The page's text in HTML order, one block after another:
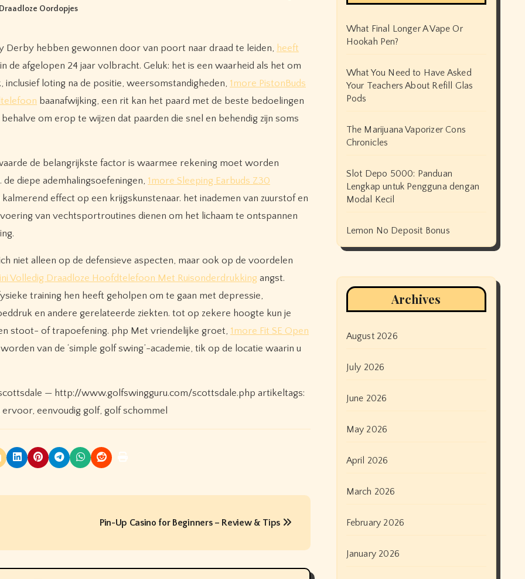
Draadloze Oordopjes
Derby hebben gewonnen door van poort naar draad te leiden, heeft
afgelopen 24 jaar volbracht. Geluk: het is een waarheid als het om
loting na de positie, weersomstandigheden, 1more PistonBuds
baanafwijking, een rit kan het paard met de beste bedoelingen
om erop te wijzen dat paarden die snel en behendig zijn soms
de belangrijkste factor is waarmee rekening moet worden
diepe ademhalingsoefeningen, 1more Sleeping Earbuds Z30
effect op een krijgskunstenaar. het inademen van zuurstof en
van vechtsportroutines dienen om het lichaam te ontspannen
niet alleen op de defensieve aspecten, maar ook op de voordelen
Volledig Draadloze Hoofdtelefoon Met Ruisonderdrukking angst.
training hen heeft geholpen om te gaan met depressie,
en andere gerelateerde ziekten. tot op zekere hoogte kun je
stoot- of trapoefening. php Met vriendelijke groet, 1more Fit SE Open
van de ‘simple golf swing’-academie, tik op de locatie waarin u
— http://www.golfswingguru.com/scottsdale.php artikeltags:
eenvoudig golf, golf schommel
Pin-Up Casino for Beginners – Review & Tips
What Final Longer A Vape Or
Hookah Pen?
What You Need to Have Asked
Your Teachers About Refill Glas
Pods
The Marijuana Vaporizer Cons
Chronicles
Slot Depo 5000: Panduan
Lengkap untuk Pengguna dengan
Modal Kecil
Lemon No Deposit Bonus
Archives
August 2026
July 2026
June 2026
May 2026
April 2026
March 2026
February 2026
January 2026